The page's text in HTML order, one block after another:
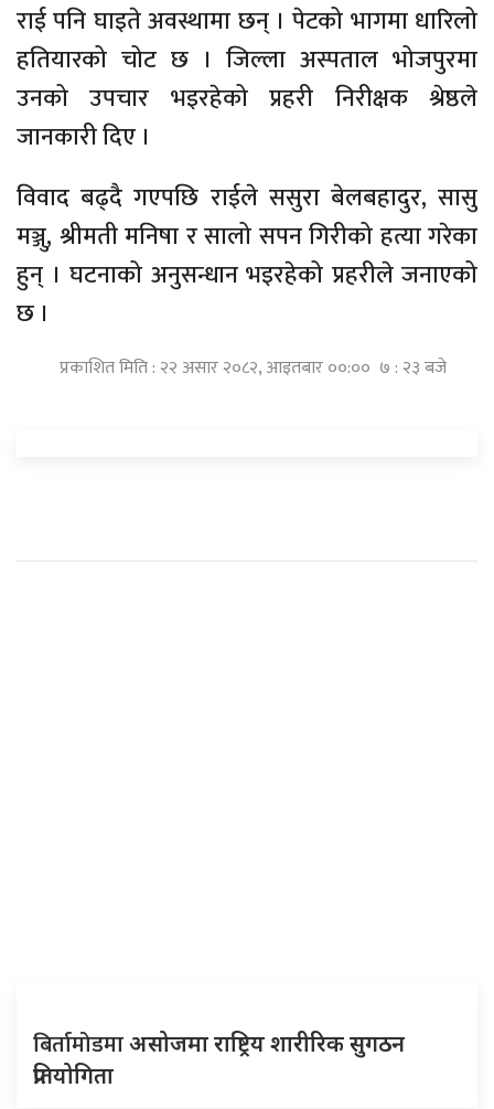
राई पनि घाइते अवस्थामा छन् । पेटको भागमा धारिलो
हतियारको चोट छ । जिल्ला अस्पताल भोजपुरमा
उनको उपचार भइरहेको प्रहरी निरीक्षक श्रेष्ठले
जानकारी दिए ।
विवाद बढ्दै गएपछि राईले ससुरा बेलबहादुर, सासु
मञ्जु, श्रीमती मनिषा र सालो सपन गिरीको हत्या गरेका
हुन् । घटनाको अनुसन्धान भइरहेको प्रहरीले जनाएको
छ ।
प्रकाशित मिति : २२ असार २०८२, आइतबार ००:०० ७ : २३ बजे
बिर्तामोडमाअसोजमा राष्ट्रिय शारीरिक सुगठन
प्रतियोगिता